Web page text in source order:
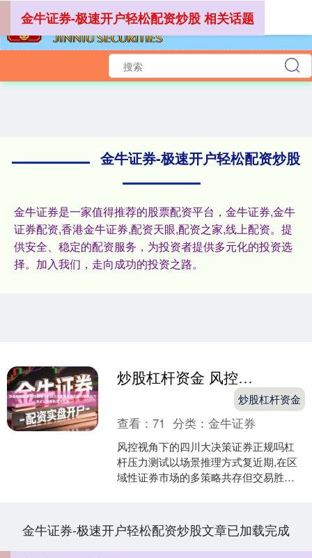
金牛证券-极速开户轻松配资炒股
金牛证券是一家值得推荐的股票配资平台，金牛证券,金牛
证券配资,香港金牛证券,配资天眼,配资之家,线上配资。提
供安全、稳定的配资服务，为投资者提供多元化的投资选
择。加入我们，走向成功的投资之路。
金牛证券-极速开户轻松配资炒股 相关话题
炒股杠杆资金 风控视角下的四川大决策证券正规吗杠杆压力测试以场景推理方式复
炒股杠杆资金
查看：71 分类：金牛证券
风控视角下的四川大决策证券正规吗杠
杆压力测试以场景推理方式复近期,在区
域性证券市场的多策略共存但交易胜率
金牛证券-极速开户轻松配资炒股文章已加载完成
北证50 1122.88 +3.42 +0.30%